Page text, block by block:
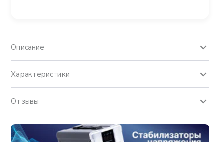
Описание
Характеристики
Отзывы